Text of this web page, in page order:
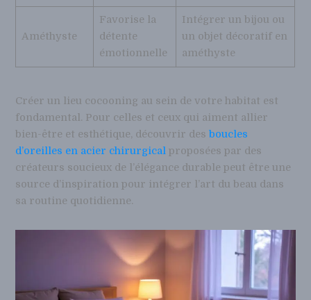
Améthyste
Favorise la
détente
émotionnelle
Intégrer un bijou ou
un objet décoratif en
améthyste
Créer un lieu cocooning au sein de votre habitat est
fondamental. Pour celles et ceux qui aiment allier
bien-être et esthétique, découvrir desboucles
d’oreilles en acier chirurgical proposées par des
créateurs soucieux de l’élégance durable peut être une
source d’inspiration pour intégrer l’art du beau dans
sa routine quotidienne.